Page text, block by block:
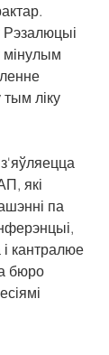
мінулым
ліку
які
па
і кантралюе
бюро